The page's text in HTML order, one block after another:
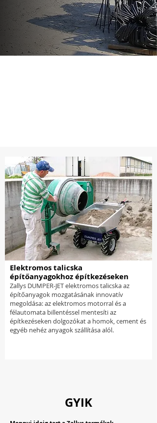
Elektromos talicska
építőanyagokhoz építkezéseken
Zallys DUMPER-JET elektromos talicska az
építőanyagok mozgatásának innovatív
megoldása: az elektromos motorral és a
félautomata billentéssel mentesíti az
építkezéseken dolgozókat a homok, cement és
egyéb nehéz anyagok szállítása alól.
GYIK